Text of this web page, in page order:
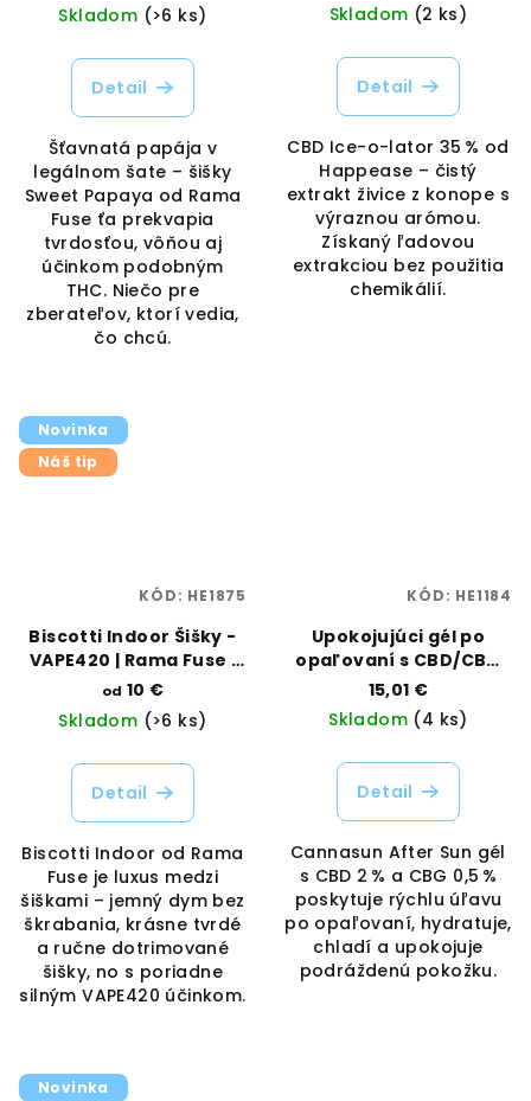
Skladom (>6 ks)
Detail
Šťavnatá papája v
legálnom šate – šišky
Sweet Papaya od Rama
Fuse ťa prekvapia
tvrdosťou, vôňou aj
účinkom podobným
THC. Niečo pre
zberateľov, ktorí vedia,
čo chcú.
Skladom (2 ks)
Detail
CBD Ice-o-lator 35 % od
Happease – čistý
extrakt živice z konope s
výraznou arómou.
Získaný ľadovou
extrakciou bez použitia
chemikálií.
Novinka
Náš tip
Biscotti Indoor Šišky -
VAPE420 | Rama Fuse |
Vaporama
od 10 €
Skladom (>6 ks)
Detail
Biscotti Indoor od Rama
Fuse je luxus medzi
šiškami – jemný dym bez
škrabania, krásne tvrdé
a ručne dotrimované
šišky, no s poriadne
silným VAPE420 účinkom.
KÓD: HE1875
Upokojujúci gél po
opaľovaní s CBD/CBG
250 ml | Cannasun |
Vaporama
15,01 €
Skladom (4 ks)
Detail
Cannasun After Sun gél
s CBD 2 % a CBG 0,5 %
poskytuje rýchlu úľavu
po opaľovaní, hydratuje,
chladí a upokojuje
podráždenú pokožku.
KÓD: HE1184
Novinka